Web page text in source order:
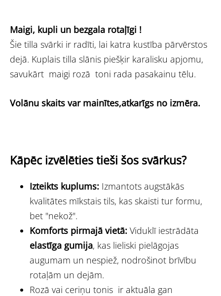
Maigi, kupli un bezgala rotaļīgi !
Šie tilla svārki ir radīti, lai katra kustība pārvērstos
dejā. Kuplais tilla slānis piešķir karalisku apjomu,
savukārt maigi rozā toni rada pasakainu tēlu.
Volānu skaits var mainītes,atkarīgs no izmēra.
Kāpēc izvēlēties tieši šos svārkus?
Izteikts kuplums: Izmantots augstākās
kvalitātes mīkstais tils, kas skaisti tur formu,
bet "nekož".
Komforts pirmajā vietā: Viduklī iestrādāta
elastīga gumija, kas lieliski pielāgojas
augumam un nespiež, nodrošinot brīvību
rotaļām un dejām.
Rozā vai ceriņu tonis ir aktuāla gan